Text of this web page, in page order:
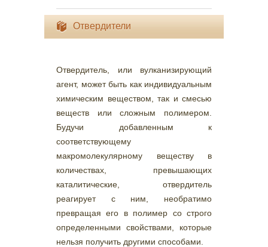
Отвердители
Отвердитель, или вулканизирующий
агент, может быть как индивидуальным
химическим веществом, так и смесью
веществ или сложным полимером.
Будучи добавленным к
соответствующему
макромолекулярному веществу в
количествах, превышающих
каталитические, отвердитель
реагирует с ним, необратимо
превращая его в полимер со строго
определенными свойствами, которые
нельзя получить другими способами.